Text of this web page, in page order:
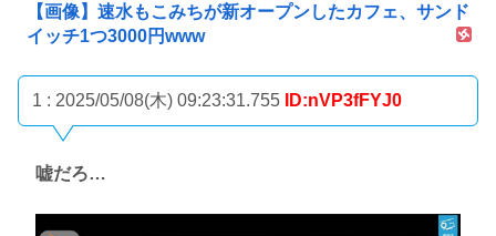
【画像】速水もこみちが新オープンしたカフェ、サンド
イッチ1つ3000円www
1 : 2025/05/08(木) 09:23:31.755 ID:nVP3fFYJ0
嘘だろ…